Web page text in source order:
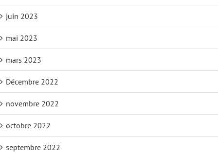
juin 2023
mai 2023
mars 2023
Décembre 2022
novembre 2022
octobre 2022
septembre 2022